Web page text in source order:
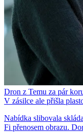
Dron z Temu za pár
V zásilce ale přišla
Nabídka slibovala
Fi přenosem obrazu.